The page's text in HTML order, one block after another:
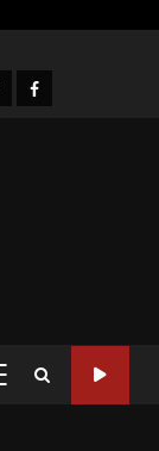
Facebook-